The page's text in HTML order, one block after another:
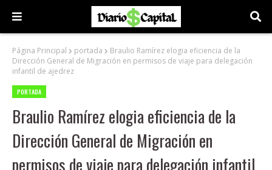
Página Principal portada
Braulio Ramírez elogia eficiencia de la
Dirección General de Migración en permisos de viaje para delegación
infantil de ajedrez
PORTADA
Braulio Ramírez elogia eficiencia de la
Dirección General de Migración en
permisos de viaje para delegación infantil